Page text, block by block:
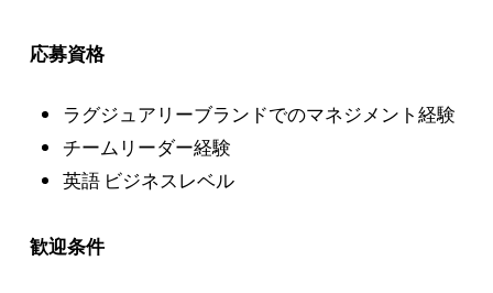
応募資格
ラグジュアリーブランドでのマネジメント経験
チームリーダー経験
英語 ビジネスレベル
歓迎条件